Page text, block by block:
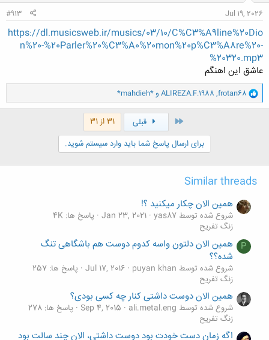
Jul 19, 2026
#913
https://dl.musicsweb.ir/musics/03/10/C%C3%A9line%20Dio
n%20-%20Parler%20%C3%A0%20mon%20p%C3%A8re%20-
%20320.mp3
عاشق این اهنگم
و
ا
ک
frotan68
,
ALIREZA.F.1988 و*mahdieh*
اول قبلی
31 از 31
برای ارسال پاسخ شما باید وارد سیستم شوید.
Similar threads
همین الان چکار میکنید ؟!
شروع شده توسط yas87 Jan 23, 2021 پاسخ ها: 4K
زنگ تفريح
P همین الان دلتون واسه کدوم دوست هم باشگاهی تنگ
شده؟؟
شروع شده توسط puyan khan Jul 17, 2016 پاسخ ها: 257
زنگ تفريح
همین الان دوست داشتی کنار چه کسی بودی؟
شروع شده توسط ali.metal.eng Sep 4, 2015 پاسخ ها: 278
زنگ تفريح
اگه زمان دست خودت بود دوست داشتی، الان چند سالت بود